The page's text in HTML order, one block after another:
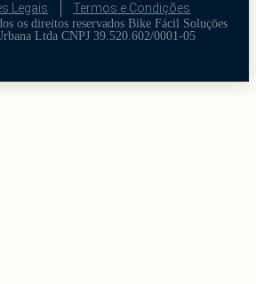
Legais
Termos e Condições
os direitos reservados Bike Fácil Soluçōes
Ltda CNPJ 39.520.602/0001-05